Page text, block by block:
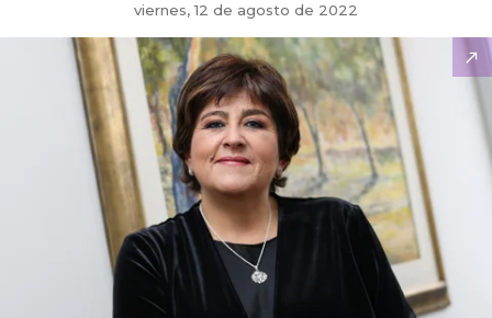
viernes, 12 de agosto de 2022